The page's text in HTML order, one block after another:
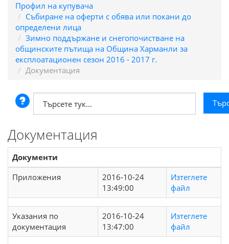
Профил на купувача
Събиране на оферти с обява или покани до
определени лица
Зимно поддържане и снегопочистване на
общинските пътища на Община Харманли за
експлоатационен сезон 2016 - 2017 г.
Документация
Документация
Документи
Приложения
2016-10-24
13:49:00
Изтеглете
файл
Указания по
документация
2016-10-24
13:47:00
Изтеглете
файл